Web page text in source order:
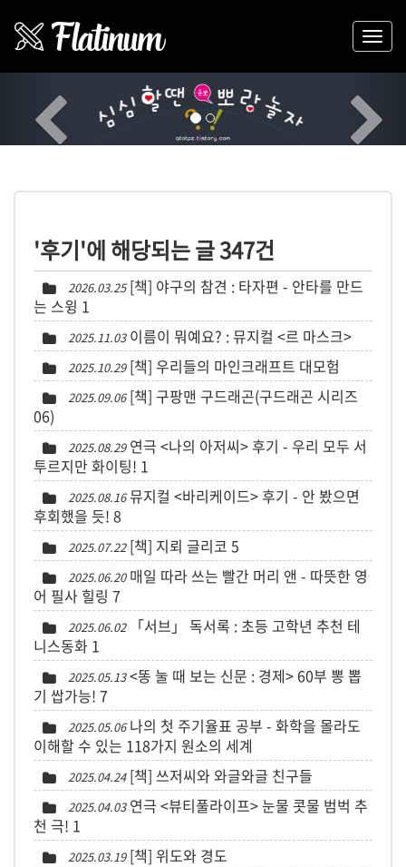
'후기'에 해당되는 글 347건
2026.03.25 [책] 야구의 참견 : 타자편 - 안타를 만드
는 스윙 1
2025.11.03 이름이 뭐예요? : 뮤지컬 <르 마스크>
2025.10.29 [책] 우리들의 마인크래프트 대모험
2025.09.06 [책] 구팡맨 구드래곤(구드래곤 시리즈
06)
2025.08.29 연극 <나의 아저씨> 후기 - 우리 모두 서
투르지만 화이팅! 1
2025.08.16 뮤지컬 <바리케이드> 후기 - 안 봤으면
후회했을 듯! 8
2025.07.22 [책] 지뢰 글리코 5
2025.06.20 매일 따라 쓰는 빨간 머리 앤 - 따뜻한 영
어 필사 힐링 7
2025.06.02
「서브」 독서록 : 초등 고학년 추천 테
니스동화 1
2025.05.13 <똥 눌 때 보는 신문 : 경제> 60부 뽕 뽑
기 쌉가능! 7
2025.05.06 나의 첫 주기율표 공부 - 화학을 몰라도
이해할 수 있는 118가지 원소의 세계
2025.04.24 [책] 쓰저씨와 와글와글 친구들
2025.04.03 연극 <뷰티풀라이프> 눈물 콧물 범벅 추
천 극! 1
2025.03.19 [책] 위도와 경도